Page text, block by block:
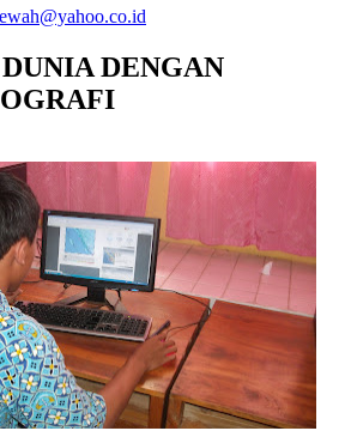
DENGAN